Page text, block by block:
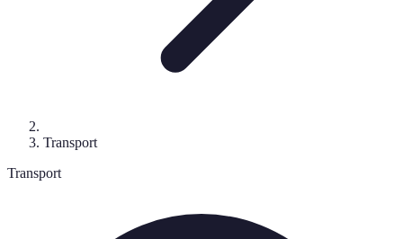
Transport
Transport